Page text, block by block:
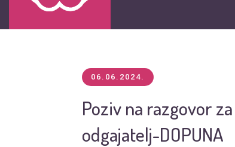
06.06.2024.
Poziv na razgovor
odgajatelj-DOPUNA